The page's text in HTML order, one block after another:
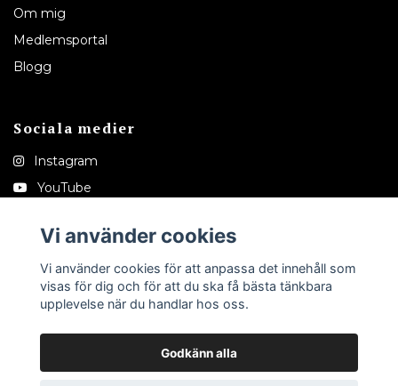
Om mig
Medlemsportal
Blogg
Sociala medier
Instagram
YouTube
Tiktok
Vi använder cookies
Vi använder cookies för att anpassa det innehåll som
visas för dig och för att du ska få bästa tänkbara
upplevelse när du handlar hos oss.
Godkänn alla